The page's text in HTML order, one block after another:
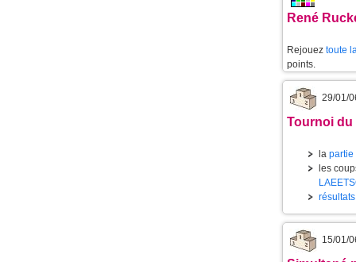
René
Rejouez toute
points.
29/01/
Tournoi du
la partie
les
15/01/